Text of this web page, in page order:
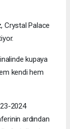
Crystal Palace
kupaya
kendi hem
2024
ardından